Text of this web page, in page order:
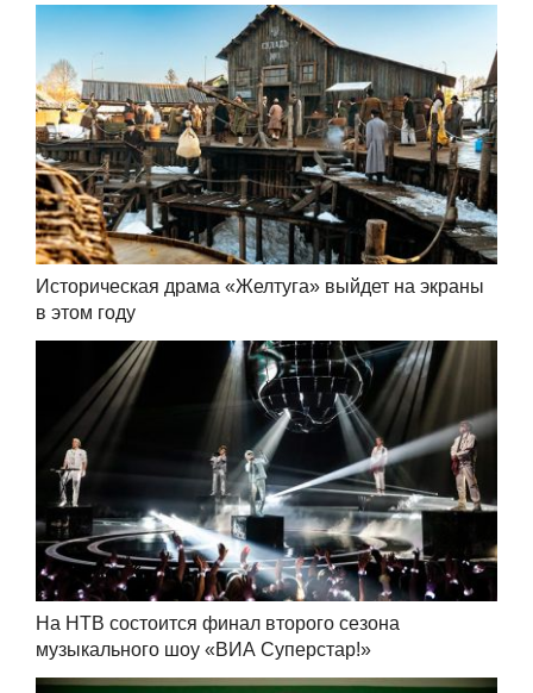
Историческая драма «Желтуга» выйдет на экраны
в этом году
На НТВ состоится финал второго сезона
музыкального шоу «ВИА Суперстар!»